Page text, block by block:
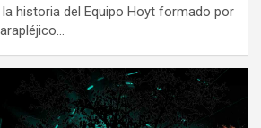
historia del Equipo Hoyt formado por